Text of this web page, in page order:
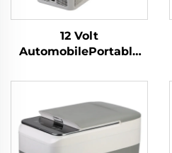
12 Volt
AutomobilePortable
Refrigerator Camping
Fridge Freezer Peti
sejuk Kereta Elektrik
Mini 18L